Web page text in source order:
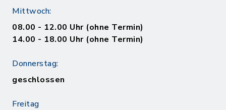
Mittwoch:
08.00 - 12.00 Uhr (ohne Termin)
14.00 - 18.00 Uhr (ohne Termin)
Donnerstag:
geschlossen
Freitag